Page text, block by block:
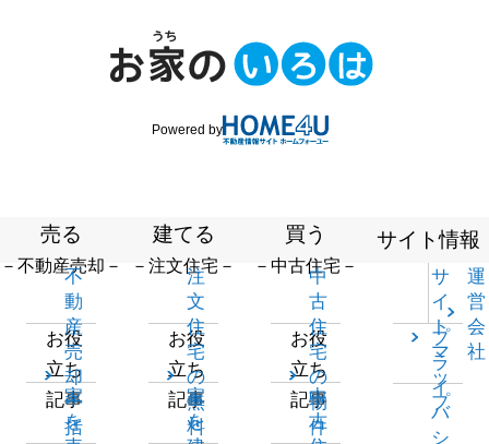
Powered by
売る
－不動産売却－
不
動
産
売
却
一
括
お役
立ち
記事
家
を
建てる
－注文住宅－
注
文
住
宅
の
無
料
お役
立ち
記事
家
を
買う
－中古住宅－
中
古
住
宅
の
物
件
お役
立ち
記事
中
古
サイト情報
サ
イ
ト
マ
ッ
プ
運
営
会
社
プ
ラ
イ
バ
シ